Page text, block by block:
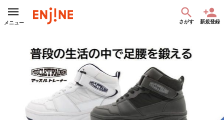
メニュー さがす 新規登録